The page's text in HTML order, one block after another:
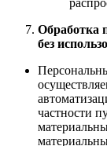
Обработка
без
частности